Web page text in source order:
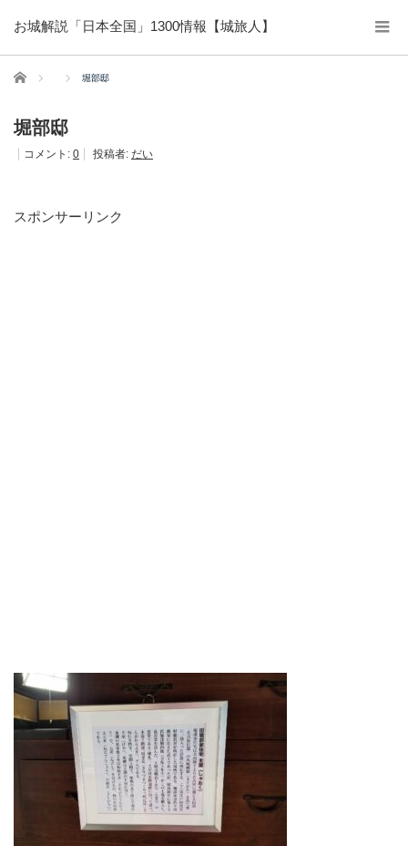
お城解説「日本全国」1300情報【城旅人】
ホーム 堀部邸
堀部邸
コメント: 0 投稿者: だい
スポンサーリンク